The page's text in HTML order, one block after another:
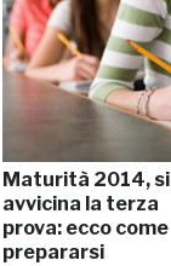
Maturità 2014, si
avvicina la terza
prova: ecco come
prepararsi